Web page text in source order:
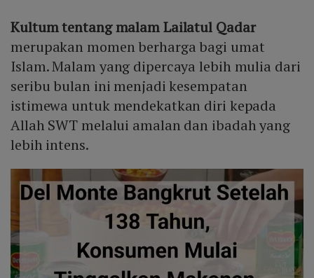
Kultum tentang malam Lailatul Qadar
merupakan momen berharga bagi umat
Islam. Malam yang dipercaya lebih mulia dari
seribu bulan ini menjadi kesempatan
istimewa untuk mendekatkan diri kepada
Allah SWT melalui amalan dan ibadah yang
lebih intens.